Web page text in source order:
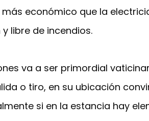
económico que la
libre de incendios.
va a ser primordial
o tiro, en su ubicación
si en la estancia hay